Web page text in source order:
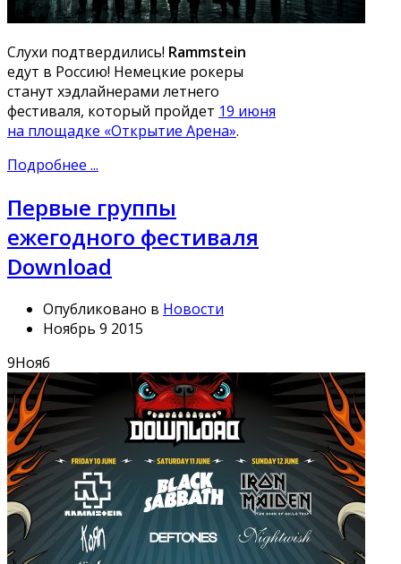
Слухи подтвердились! Rammstein
едут в Россию! Немецкие рокеры
станут хэдлайнерами летнего
фестиваля, который пройдет 19 июня
на площадке «Открытие Арена».
Подробнее ...
Первые группы
ежегодного фестиваля
Download
Опубликовано в Новости
Ноябрь 9 2015
9Нояб